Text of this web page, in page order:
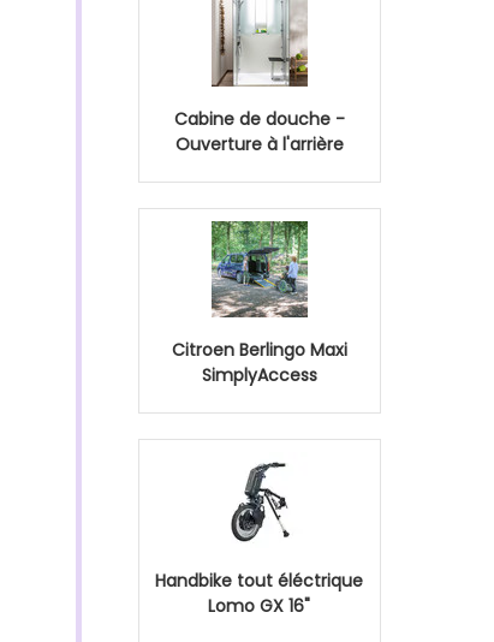
Cabine de douche -
Ouverture à l'arrière
Citroen Berlingo Maxi
SimplyAccess
Handbike tout éléctrique
Lomo GX 16"